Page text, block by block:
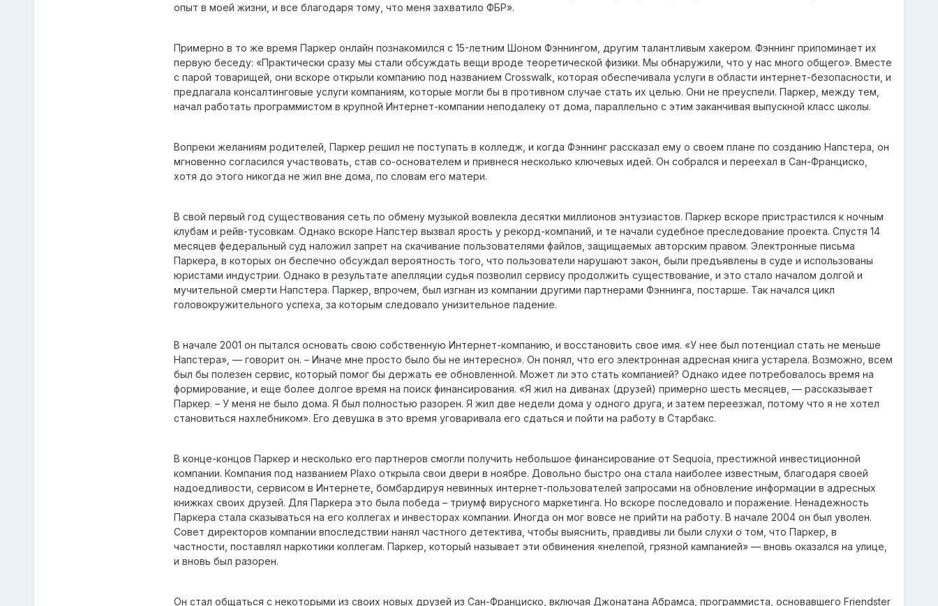
опыт в моей жизни, и все благодаря тому, что меня захватило ФБР».
Примерно в то же время Паркер онлайн познакомился с 15-летним Шоном Фэннингом, другим талантливым хакером. Фэннинг припоминает их
первую беседу: «Практически сразу мы стали обсуждать вещи вроде теоретической физики. Мы обнаружили, что у нас много общего». Вместе
с парой товарищей, они вскоре открыли компанию под названием Crosswalk, которая обеспечивала услуги в области интернет-безопасности, и
предлагала консалтинговые услуги компаниям, которые могли бы в противном случае стать их целью. Они не преуспели. Паркер, между тем,
начал работать программистом в крупной Интернет-компании неподалеку от дома, параллельно с этим заканчивая выпускной класс школы.
Вопреки желаниям родителей, Паркер решил не поступать в колледж, и когда Фэннинг рассказал ему о своем плане по созданию Напстера, он
мгновенно согласился участвовать, став со-основателем и привнеся несколько ключевых идей. Он собрался и переехал в Сан-Франциско,
хотя до этого никогда не жил вне дома, по словам его матери.
В свой первый год существования сеть по обмену музыкой вовлекла десятки миллионов энтузиастов. Паркер вскоре пристрастился к ночным
клубам и рейв-тусовкам. Однако вскоре Напстер вызвал ярость у рекорд-компаний, и те начали судебное преследование проекта. Спустя 14
месяцев федеральный суд наложил запрет на скачивание пользователями файлов, защищаемых авторским правом. Электронные письма
Паркера, в которых он беспечно обсуждал вероятность того, что пользователи нарушают закон, были предъявлены в суде и использованы
юристами индустрии. Однако в результате апелляции судья позволил сервису продолжить существование, и это стало началом долгой и
мучительной смерти Напстера. Паркер, впрочем, был изгнан из компании другими партнерами Фэннинга, постарше. Так начался цикл
головокружительного успеха, за которым следовало унизительное падение.
В начале 2001 он пытался основать свою собственную Интернет-компанию, и восстановить свое имя. «У нее был потенциал стать не меньше
Напстера», — говорит он. – Иначе мне просто было бы не интересно». Он понял, что его электронная адресная книга устарела. Возможно, всем
был бы полезен сервис, который помог бы держать ее обновленной. Может ли это стать компанией? Однако идее потребовалось время на
формирование, и еще более долгое время на поиск финансирования. «Я жил на диванах (друзей) примерно шесть месяцев, — рассказывает
Паркер. – У меня не было дома. Я был полностью разорен. Я жил две недели дома у одного друга, и затем переезжал, потому что я не хотел
становиться нахлебником». Его девушка в это время уговаривала его сдаться и пойти на работу в Старбакс.
В конце-концов Паркер и несколько его партнеров смогли получить небольшое финансирование от Sequoia, престижной инвестиционной
компании. Компания под названием Plaxo открыла свои двери в ноябре. Довольно быстро она стала наиболее известным, благодаря своей
надоедливости, сервисом в Интернете, бомбардируя невинных интернет-пользователей запросами на обновление информации в адресных
книжках своих друзей. Для Паркера это была победа – триумф вирусного маркетинга. Но вскоре последовало и поражение. Ненадежность
Паркера стала сказываться на его коллегах и инвесторах компании. Иногда он мог вовсе не прийти на работу. В начале 2004 он был уволен.
Совет директоров компании впоследствии нанял частного детектива, чтобы выяснить, правдивы ли были слухи о том, что Паркер, в
частности, поставлял наркотики коллегам. Паркер, который называет эти обвинения «нелепой, грязной кампанией» — вновь оказался на улице,
и вновь был разорен.
Он стал общаться с некоторыми из своих новых друзей из Сан-Франциско, включая Джонатана Абрамса, программиста, основавшего Friendster